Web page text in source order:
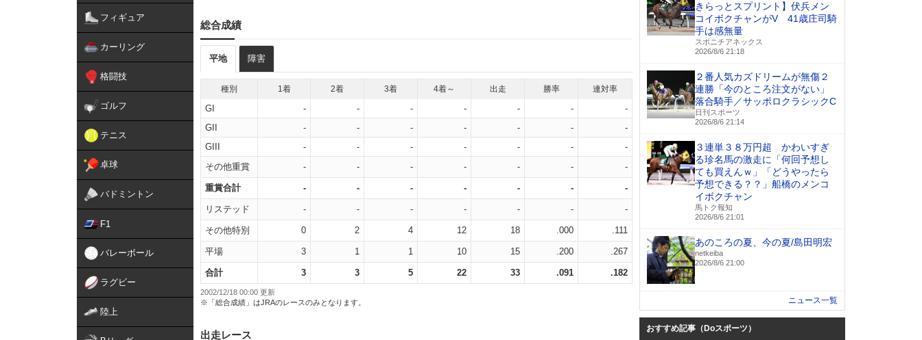
フィギュア
カーリング
格闘技
ゴルフ
テニス
卓球
バドミントン
F1
バレーボール
ラグビー
陸上
総合成績
平地 障害
種別 1着 2着 3着 4着～ 出走 勝率 連対率
GI - - - - - -
-
GII
- - - - - -
-
GIII
- - - - - -
-
その他重賞
- - - - - - -
重賞合計 - - - - - - -
リステッド - - - - - - -
その他特別 0 2 4 12 18 .000 .111
平場 3 1 1 10 15 .200 .267
合計 3 3 5 22 33 .091 .182
2002/12/18 00:00 更新
※「総合成績」はJRAのレースのみとなります。
出走レース
きらっとスプリント】伏兵メン
コイボクチャンがV 41歳庄司騎
手は感無量
スポニチアネックス
2026/8/6 21:18
２番人気カズドリームが無傷２
連勝「今のところ注文がない」
落合騎手／サッポロクラシックC
日刊スポーツ
2026/8/6 21:14
３連単３８万円超 かわいすぎ
る珍名馬の激走に「何回予想し
ても買えんｗ」「どうやったら
予想できる？？」船橋のメンコ
イボクチャン
馬トク報知
2026/8/6 21:01
あのころの夏、今の夏/島田明宏
netkeiba
2026/8/6 21:00
ニュース一覧
おすすめ記事（Doスポーツ）